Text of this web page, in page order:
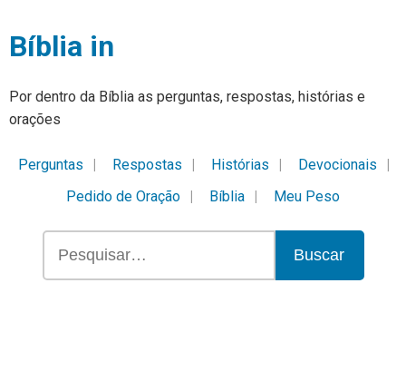
Bíblia in
Por dentro da Bíblia as perguntas, respostas, histórias e
orações
Perguntas Respostas Histórias
Devocionais
Pedido de Oração
Bíblia Meu Peso
Buscar